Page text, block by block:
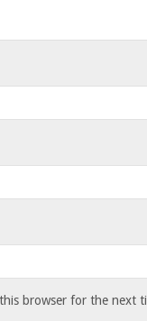
browser for the next